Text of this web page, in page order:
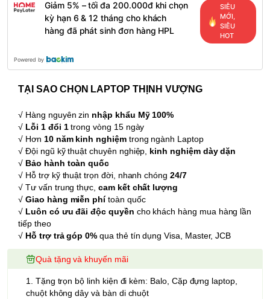
Giảm 5% – tối đa 200.000đ khi chọn
kỳ hạn 6 & 12 tháng cho khách
hàng đã phát sinh đơn hàng HPL
SIÊU
MỚI,
SIÊU
HOT
Powered by
TẠI SAO CHỌN LAPTOP THỊNH VƯỢNG
√ Hàng nguyên zin nhập khẩu Mỹ 100%
√ Lỗi 1 đổi 1trong vòng 15 ngày
√ Hơn 10 năm kinh nghiệm trong ngành Laptop
√ Đội ngũ kỹ thuật chuyên nghiệp, kinh nghiệm dày dặn
√ Bảo hành toàn quốc
√ Hỗ trợ kỹ thuật trọn đời, nhanh chóng 24/7
√ Tư vấn trung thực,cam kết chất lượng
√Giao hàng miễn phítoàn quốc
√ Luôn có ưu đãi độc quyền cho khách hàng mua hàng lần
tiếp theo
√ Hỗ trợ trả góp 0% qua thẻ tín dụng Visa, Master, JCB
Quà tặng và khuyến mãi
1. Tặng trọn bộ linh kiện đi kèm: Balo, Cặp đựng laptop,
chuột không dây và bàn di chuột